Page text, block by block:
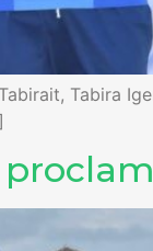
Tabira